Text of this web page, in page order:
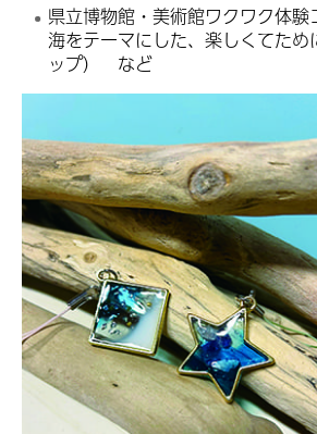
県立博物館・美術館ワクワク体験
海をテーマにした、楽しくてため
ップ） など